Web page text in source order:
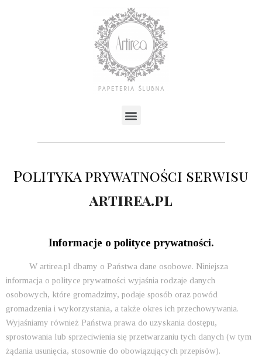
Polityka prywatności serwisu
artirea.pl
Informacje o polityce prywatności.
W artirea.pl dbamy o Państwa dane osobowe. Niniejsza
informacja o polityce prywatności wyjaśnia rodzaje danych
osobowych, które gromadzimy, podaje sposób oraz powód
gromadzenia i wykorzystania, a także okres ich przechowywania.
Wyjaśniamy również Państwa prawa do uzyskania dostępu,
sprostowania lub sprzeciwienia się przetwarzaniu tych danych (w tym
żądania usunięcia, stosownie do obowiązujących przepisów).